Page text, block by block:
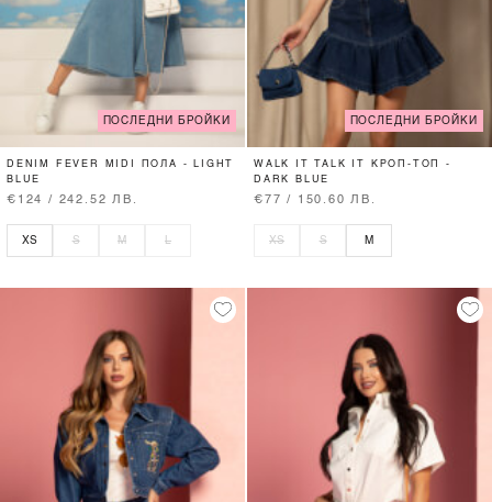
ПОСЛЕДНИ БРОЙКИ
DENIM FEVER MIDI ПОЛА - LIGHT
BLUE
€124 / 242.52 ЛВ.
XS S M L
ПОСЛЕДНИ БРОЙКИ
WALK IT TALK IT КРОП-ТОП -
DARK BLUE
€77 / 150.60 ЛВ.
XS S M